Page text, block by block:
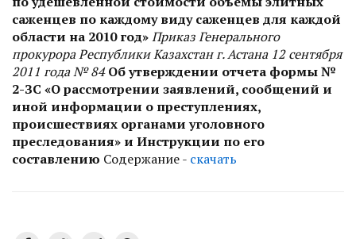
саженцев по каждому виду саженцев для каждой
области на 2010 год»Приказ Генерального
прокурора Республики Казахстан г. Астана 12 сентября
2011 года № 84 Об утверждении отчета формы №
2-ЗС «О рассмотрении заявлений, сообщений и
иной информации о преступлениях,
происшествиях органами уголовного
преследования» и Инструкции по его
составлению Содержание - скачать